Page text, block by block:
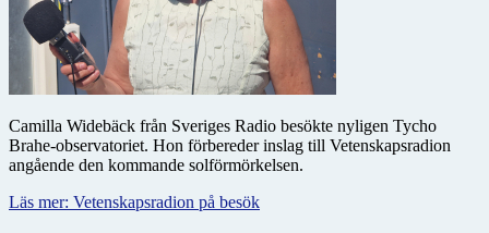
Camilla Widebäck från Sveriges Radio besökte nyligen Tycho
Brahe-observatoriet. Hon förbereder inslag till Vetenskapsradion
angående den kommande solförmörkelsen.
Läs mer: Vetenskapsradion på besök